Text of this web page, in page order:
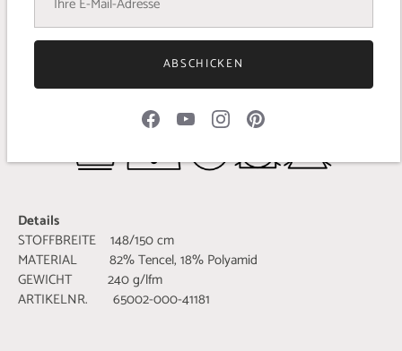
Beide können die warmen Tage kaum erwarten, um ihre neuen und
stylischen Dresses auszuführen!💙
Hier geht's zumBlogbeitrag!
Details
STOFFBREITE 148/150 cm
MATERIAL 82% Tencel, 18% Polyamid
GEWICHT 240 g/lfm
ARTIKELNR. 65002-000-41181
ABSCHICKEN